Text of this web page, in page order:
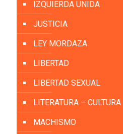
IZQUIERDA UNIDA
JUSTICIA
LEY MORDAZA
LIBERTAD
LIBERTAD SEXUAL
LITERATURA – CULTURA
MACHISMO